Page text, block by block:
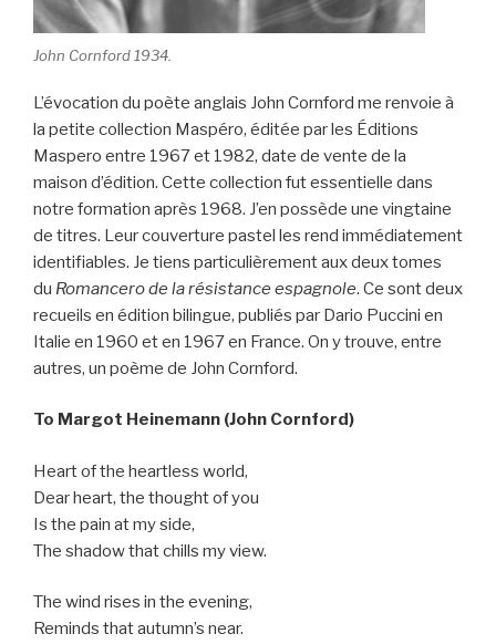
John Cornford 1934.
L’évocation du poète anglais John Cornford me renvoie à
la petite collection Maspéro, éditée par les Éditions
Maspero entre 1967 et 1982, date de vente de la
maison d’édition. Cette collection fut essentielle dans
notre formation après 1968. J’en possède une vingtaine
de titres. Leur couverture pastel les rend immédiatement
identifiables. Je tiens particulièrement aux deux tomes
du Romancero de la résistance espagnole. Ce sont deux
recueils en édition bilingue, publiés par Dario Puccini en
Italie en 1960 et en 1967 en France. On y trouve, entre
autres, un poème de John Cornford.
To Margot Heinemann (John Cornford)
Heart of the heartless world,
Dear heart, the thought of you
Is the pain at my side,
The shadow that chills my view.
The wind rises in the evening,
Reminds that autumn’s near.